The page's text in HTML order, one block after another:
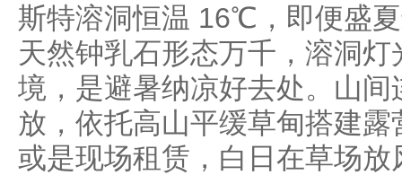
斯特溶洞恒温 16℃，即便盛
天然钟乳石形态万千，溶洞
境，是避暑纳凉好去处。山
放，依托高山平缓草甸搭建
或是现场租赁，白日在草场